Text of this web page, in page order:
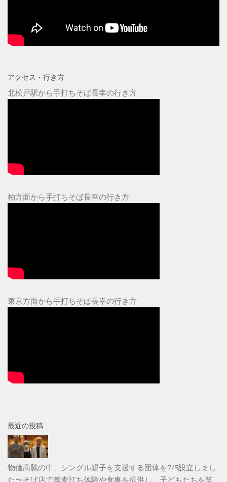
アクセス・行き方
北松戸駅から手打ちそば長幸の行き方
柏方面から手打ちそば長幸の行き方
東京方面から手打ちそば長幸の行き方
最近の投稿
物価高騰の中、シングル親子を支援する団体を7/5設立しまし
た〜そば店で蕎麦打ち体験や食事を提供し、子どもたちを笑